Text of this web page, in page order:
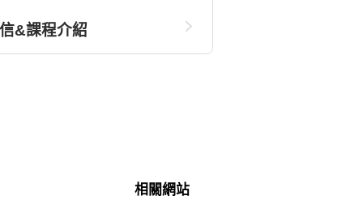
&課程介紹
相關網站